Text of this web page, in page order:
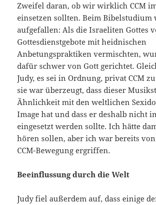
Zweifel daran, ob wir wirklich CCM
einsetzen sollten. Beim Bibelstudium
aufgefallen: Als die Israeliten Gottes
Gottesdienstgebote mit heidnischen
Anbetungspraktiken vermisch­ten,
dafür schwer von Gott gerichtet.
Judy, es sei in Ordnung, privat CCM
sie war überzeugt, dass dieser
Ähnlichkeit mit den weltli­chen
Image hat und dass er deshalb nicht
eingesetzt werden sollte. Ich hätte
hören sollen, aber ich war bereits
CCM-Bewegung er­griffen.
Beeinflussung durch die Welt
Judy fiel außerdem auf, dass einige